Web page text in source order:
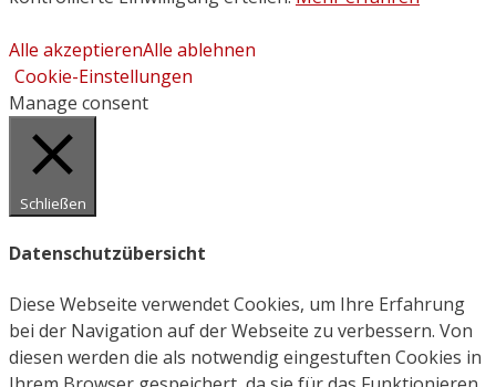
Alle akzeptierenAlle ablehnen
Cookie-Einstellungen
Manage consent
Schließen
Datenschutzübersicht
Diese Webseite verwendet Cookies, um Ihre Erfahrung
bei der Navigation auf der Webseite zu verbessern. Von
diesen werden die als notwendig eingestuften Cookies in